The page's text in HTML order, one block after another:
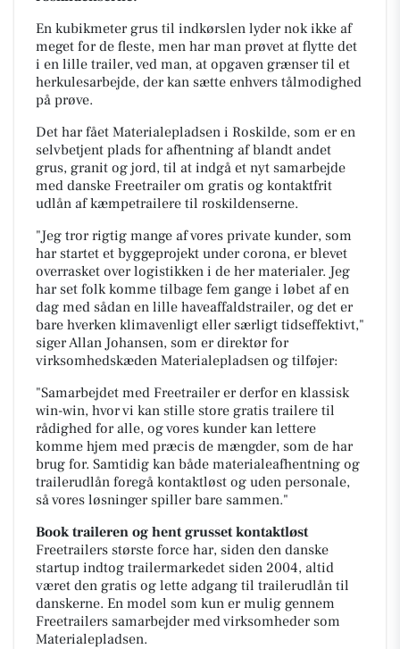
En kubikmeter grus til indkørslen lyder nok ikke af
meget for de fleste, men har man prøvet at flytte det
i en lille trailer, ved man, at opgaven grænser til et
herkulesarbejde, der kan sætte enhvers tålmodighed
på prøve.
Det har fået Materialepladsen i Roskilde, som er en
selvbetjent plads for afhentning af blandt andet
grus, granit og jord, til at indgå et nyt samarbejde
med danske Freetrailer om gratis og kontaktfrit
udlån af kæmpetrailere til roskildenserne.
"Jeg tror rigtig mange af vores private kunder, som
har startet et byggeprojekt under corona, er blevet
overrasket over logistikken i de her materialer. Jeg
har set folk komme tilbage fem gange i løbet af en
dag med sådan en lille haveaffaldstrailer, og det er
bare hverken klimavenligt eller særligt tidseffektivt,"
siger Allan Johansen, som er direktør for
virksomhedskæden Materialepladsen og tilføjer:
"Samarbejdet med Freetrailer er derfor en klassisk
win-win, hvor vi kan stille store gratis trailere til
rådighed for alle, og vores kunder kan lettere
komme hjem med præcis de mængder, som de har
brug for. Samtidig kan både materialeafhentning og
trailerudlån foregå kontaktløst og uden personale,
så vores løsninger spiller bare sammen."
Book traileren og hent grusset kontaktløst
Freetrailers største force har, siden den danske
startup indtog trailermarkedet siden 2004, altid
været den gratis og lette adgang til trailerudlån til
danskerne. En model som kun er mulig gennem
Freetrailers samarbejder med virksomheder som
Materialepladsen.